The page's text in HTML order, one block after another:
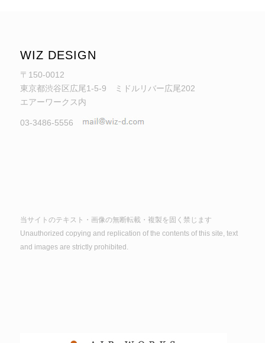
WIZ DESIGN
〒150-0012
東京都渋谷区広尾1-5-9 ミドルリバー広尾202
エアーワークス内
03-3486-5556
当サイトのテキスト・画像の無断転載・複製を固く禁じます
Unauthorized copying and replication of the contents of this site, text
and images are strictly prohibited.